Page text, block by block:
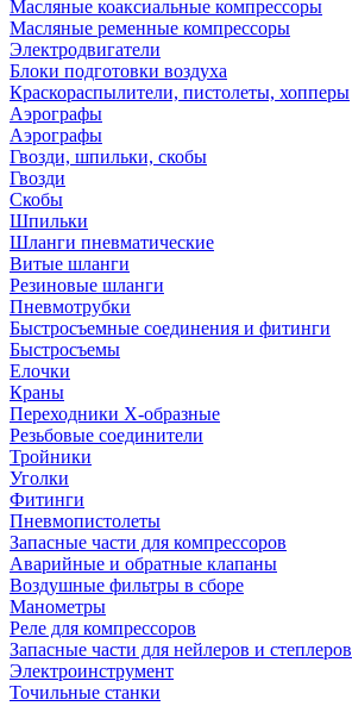
Масляные коаксиальные компрессоры
Масляные ременные компрессоры
Электродвигатели
Блоки подготовки воздуха
Краскораспылители, пистолеты, хопперы
Аэрографы
Аэрографы
Гвозди, шпильки, скобы
Гвозди
Скобы
Шпильки
Шланги пневматические
Витые шланги
Резиновые шланги
Пневмотрубки
Быстросъемные соединения и фитинги
Быстросъемы
Елочки
Краны
Переходники Х-образные
Резьбовые соединители
Тройники
Уголки
Фитинги
Пневмопистолеты
Запасные части для компрессоров
Аварийные и обратные клапаны
Воздушные фильтры в сборе
Манометры
Реле для компрессоров
Запасные части для нейлеров и степлеров
Электроинструмент
Точильные станки